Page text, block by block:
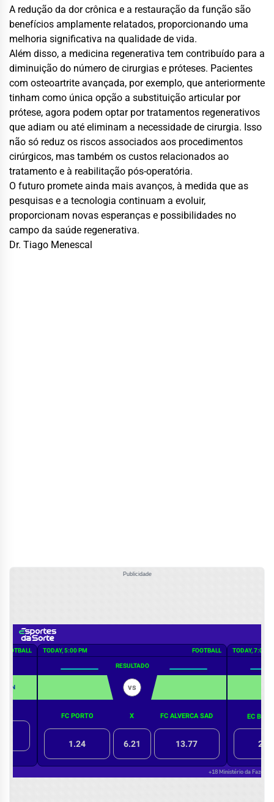
A redução da dor crônica e a restauração da função são
benefícios amplamente relatados, proporcionando uma
melhoria significativa na qualidade de vida.
Além disso, a medicina regenerativa tem contribuído para a
diminuição do número de cirurgias e próteses. Pacientes
com osteoartrite avançada, por exemplo, que anteriormente
tinham como única opção a substituição articular por
prótese, agora podem optar por tratamentos regenerativos
que adiam ou até eliminam a necessidade de cirurgia. Isso
não só reduz os riscos associados aos procedimentos
cirúrgicos, mas também os custos relacionados ao
tratamento e à reabilitação pós-operatória.
O futuro promete ainda mais avanços, à medida que as
pesquisas e a tecnologia continuam a evoluir,
proporcionam novas esperanças e possibilidades no
campo da saúde regenerativa.
Dr. Tiago Menescal
Publicidade